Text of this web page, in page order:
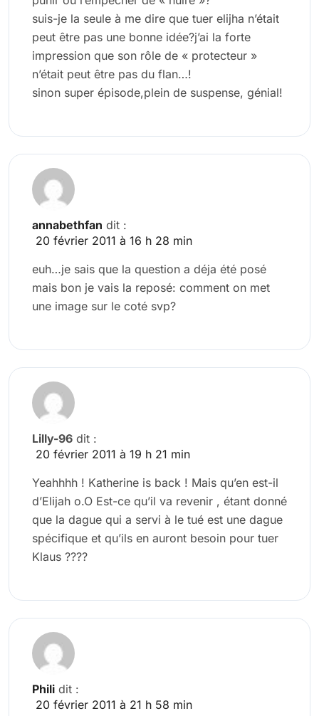
suis-je la seule à me dire que tuer elijha n’était
peut être pas une bonne idée?j’ai la forte
impression que son rôle de « protecteur »
n’était peut être pas du flan…!
sinon super épisode,plein de suspense, génial!
annabethfan dit :
20 février 2011 à 16 h 28 min
euh…je sais que la question a déja été posé
mais bon je vais la reposé: comment on met
une image sur le coté svp?
Lilly-96 dit :
20 février 2011 à 19 h 21 min
Yeahhhh ! Katherine is back ! Mais qu’en est-il
d’Elijah o.O Est-ce qu’il va revenir , étant donné
que la dague qui a servi à le tué est une dague
spécifique et qu’ils en auront besoin pour tuer
Klaus ????
Phili dit :
20 février 2011 à 21 h 58 min